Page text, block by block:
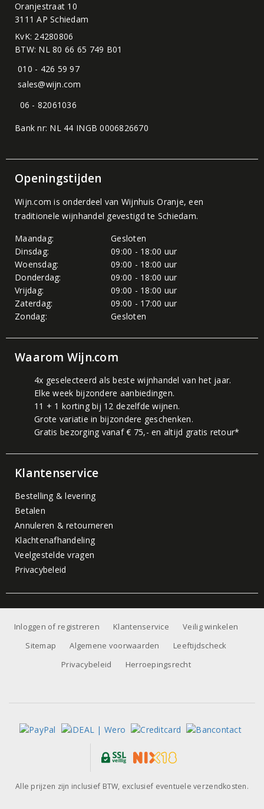
Oranjestraat 10
3111 AP Schiedam
KvK: 24280806
BTW: NL 80 66 65 749 B01
010 - 426 59 97
sales@wijn.com
06 - 82061036
Bank nr: NL 44 INGB 0006826670
Openingstijden
Wijn.com is onderdeel van Wijnhuis Oranje, een
traditionele wijnhandel gevestigd te Schiedam.
Maandag:
Gesloten
Dinsdag:
09:00 - 18:00 uur
Woensdag:
09:00 - 18:00 uur
Donderdag:
09:00 - 18:00 uur
Vrijdag:
09:00 - 18:00 uur
Zaterdag:
09:00 - 17:00 uur
Zondag:
Gesloten
Waarom Wijn.com
4x geselecteerd als beste wijnhandel van het jaar.
Elke week bijzondere aanbiedingen.
11 + 1 korting bij 12 dezelfde wijnen.
Grote variatie in bijzondere geschenken.
Gratis bezorging vanaf € 75,- en altijd gratis retour*
Klantenservice
Bestelling & levering
Betalen
Annuleren & retourneren
Klachtenafhandeling
Veelgestelde vragen
Privacybeleid
Inloggen of registreren Klantenservice
Veilig winkelen
Sitemap
Algemene voorwaarden
Leeftijdscheck
Privacybeleid
Herroepingsrecht
Alle prijzen zijn inclusief BTW, exclusief eventuele verzendkosten.